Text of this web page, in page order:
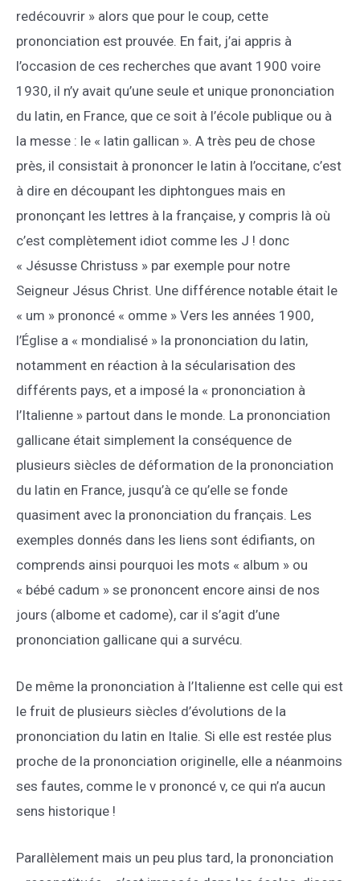
redécouvrir » alors que pour le coup, cette
prononciation est prouvée. En fait, j’ai appris à
l’occasion de ces recherches que avant 1900 voire
1930, il n’y avait qu’une seule et unique prononciation
du latin, en France, que ce soit à l’école publique ou à
la messe : le « latin gallican ». A très peu de chose
près, il consistait à prononcer le latin à l’occitane, c’est
à dire en découpant les diphtongues mais en
prononçant les lettres à la française, y compris là où
c’est complètement idiot comme les J ! donc
« Jésusse Christuss » par exemple pour notre
Seigneur Jésus Christ. Une différence notable était le
« um » prononcé « omme » Vers les années 1900,
l’Église a « mondialisé » la prononciation du latin,
notamment en réaction à la sécularisation des
différents pays, et a imposé la « prononciation à
l’Italienne » partout dans le monde. La prononciation
gallicane était simplement la conséquence de
plusieurs siècles de déformation de la prononciation
du latin en France, jusqu’à ce qu’elle se fonde
quasiment avec la prononciation du français. Les
exemples donnés dans les liens sont édifiants, on
comprends ainsi pourquoi les mots « album » ou
« bébé cadum » se prononcent encore ainsi de nos
jours (albome et cadome), car il s’agit d’une
prononciation gallicane qui a survécu.
De même la prononciation à l’Italienne est celle qui est
le fruit de plusieurs siècles d’évolutions de la
prononciation du latin en Italie. Si elle est restée plus
proche de la prononciation originelle, elle a néanmoins
ses fautes, comme le v prononcé v, ce qui n’a aucun
sens historique !
Parallèlement mais un peu plus tard, la prononciation